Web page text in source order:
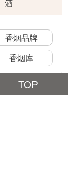
酒
香烟品牌
香烟库
TOP